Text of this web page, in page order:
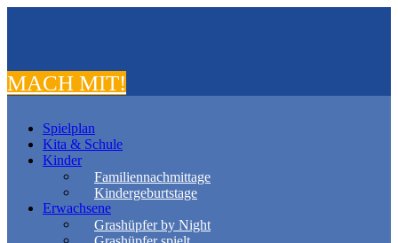
MACH MIT!
Spielplan
Kita & Schule
Kinder
Familiennachmittage
Kindergeburtstage
Erwachsene
Grashüpfer by Night
Grashüpfer spielt